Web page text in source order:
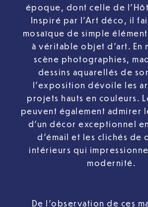
époque, dont celle de
Inspiré par l’Art déco, il
mosaïque de simple
à véritable objet d’art. En
scène photographies,
dessins aquarellés de
l’exposition dévoile les
projets hauts en couleurs.
peuvent également admirer
d’un décor exceptionnel
d’émail et les clichés de
intérieurs qui
modernité.
De l’observation de ces